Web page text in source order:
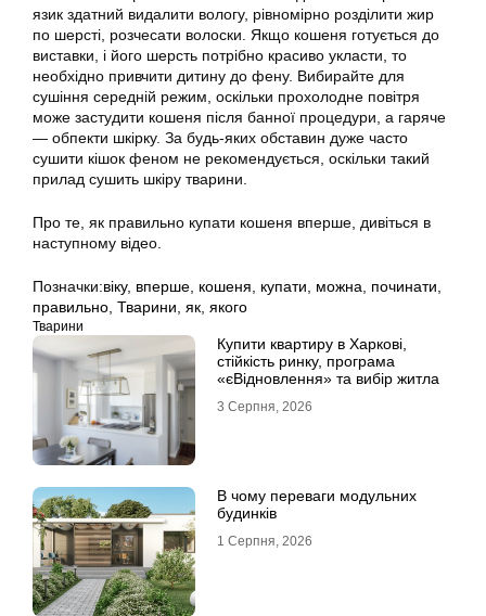
язик здатний видалити вологу, рівномірно розділити жир
по шерсті, розчесати волоски. Якщо кошеня готується до
виставки, і його шерсть потрібно красиво укласти, то
необхідно привчити дитину до фену. Вибирайте для
сушіння середній режим, оскільки прохолодне повітря
може застудити кошеня після банної процедури, а гаряче
— обпекти шкірку. За будь-яких обставин дуже часто
сушити кішок феном не рекомендується, оскільки такий
прилад сушить шкіру тварини.
Про те, як правильно купати кошеня вперше, дивіться в
наступному відео.
Позначки:віку, вперше кошеня купати можна починати
правильно Тварини як якого
Тварини
Купити квартиру в Харкові,
стійкість ринку, програма
«єВідновлення» та вибір житла
3 Серпня, 2026
В чому переваги модульних
будинків
1 Серпня, 2026